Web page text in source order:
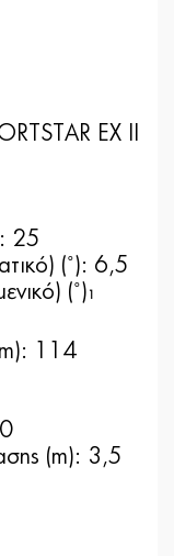
EX II
25
(˚): 6,5
(˚)
114
(m): 3,5